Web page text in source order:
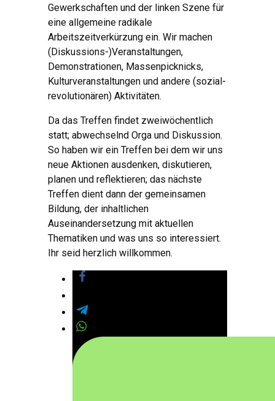
Gewerkschaften und der linken Szene für
eine allgemeine radikale
Arbeitszeitverkürzung ein. Wir machen
(Diskussions-)Veranstaltungen,
Demonstrationen, Massenpicknicks,
Kulturveranstaltungen und andere (sozial-
revolutionären) Aktivitäten.
Da das Treffen findet zweiwöchentlich
statt; abwechselnd Orga und Diskussion.
So haben wir ein Treffen bei dem wir uns
neue Aktionen ausdenken, diskutieren,
planen und reflektieren; das nächste
Treffen dient dann der gemeinsamen
Bildung, der inhaltlichen
Auseinandersetzung mit aktuellen
Thematiken und was uns so interessiert.
Ihr seid herzlich willkommen.